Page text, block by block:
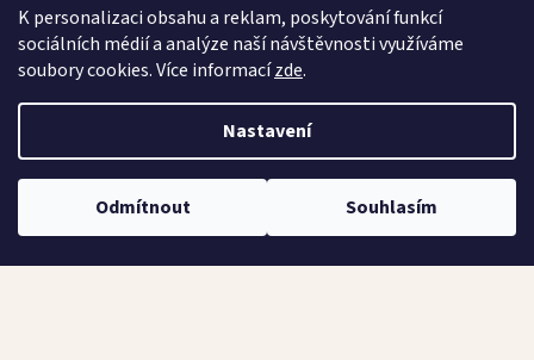
K personalizaci obsahu a reklam, poskytování funkcí
sociálních médií a analýze naší návštěvnosti využíváme
soubory cookies. Více informacízde.
Nastavení
Odmítnout Souhlasím
Nastavení cookies
NAVIGACE
Kontakt
Všechny produkty